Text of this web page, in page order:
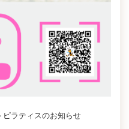
ラティスのお知らせ